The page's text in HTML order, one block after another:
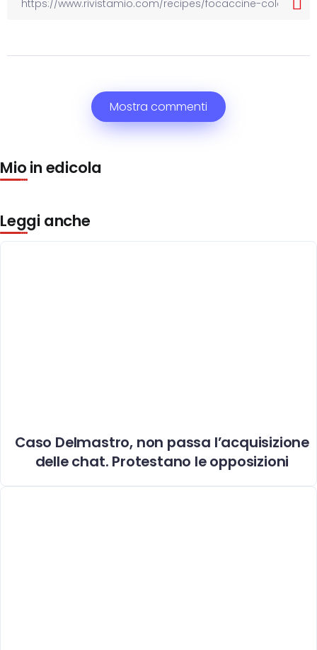
Mostra commenti
Mio in edicola
Leggi anche
Caso Delmastro, non passa l’acquisizione
delle chat. Protestano le opposizioni